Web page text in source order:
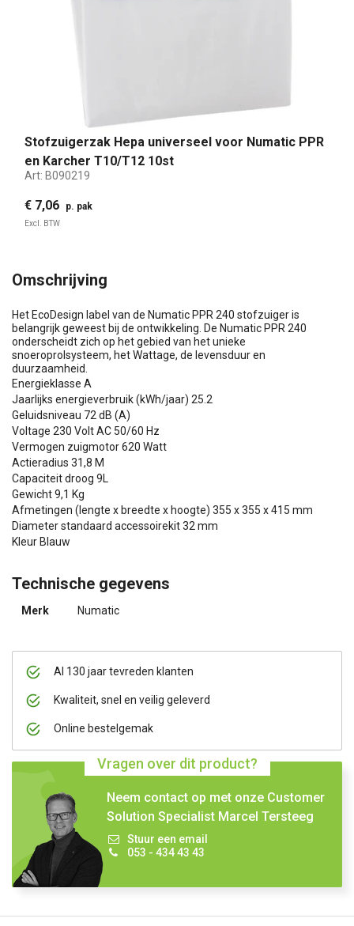
Al 130 jaar tevreden klanten
Kwaliteit, snel en veilig geleverd
Online bestelgemak
Vragen over dit product?
Neem contact op met onze Customer
Solution Specialist Marcel Tersteeg
Stuur een email
053 - 434 43 43
Stofzuigerzak Hepa universeel voor Numatic PPR
en Karcher T10/T12 10st
Art: B090219
€ 7,06 p. pak
Excl. BTW
Omschrijving
Het EcoDesign label van de Numatic PPR 240 stofzuiger is
belangrijk geweest bij de ontwikkeling. De Numatic PPR 240
onderscheidt zich op het gebied van het unieke
snoeroprolsysteem, het Wattage, de levensduur en
duurzaamheid.
Energieklasse A
Jaarlijks energieverbruik (kWh/jaar) 25.2
Geluidsniveau 72 dB (A)
Voltage 230 Volt AC 50/60 Hz
Vermogen zuigmotor 620 Watt
Actieradius 31,8 M
Capaciteit droog 9L
Gewicht 9,1 Kg
Afmetingen (lengte x breedte x hoogte) 355 x 355 x 415 mm
Diameter standaard accessoirekit 32 mm
Kleur Blauw
Technische gegevens
Merk Numatic